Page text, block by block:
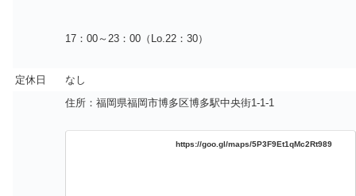
17：00～23：00（Lo.22：30）
定休日 なし
住所：福岡県福岡市博多区博多駅中央街1‐1‐1
https://goo.gl/maps/5P3F9Et1qMc2Rt989